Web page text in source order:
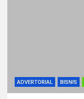
ADVERTORIAL BISNIS